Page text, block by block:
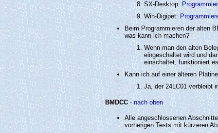
SX-Desktop:
Win-Digipet:
Beim Programmieren der alten
was kann ich machen?
Wenn man den alten
eingeschaltet wird und
einschaltet, funktioniert
Kann ich auf einer älteren
Ja, der 24LC01 verbleibt
BMDCC -nach oben
Alle angeschlossenen
vorherigen Tests mit kürzeren